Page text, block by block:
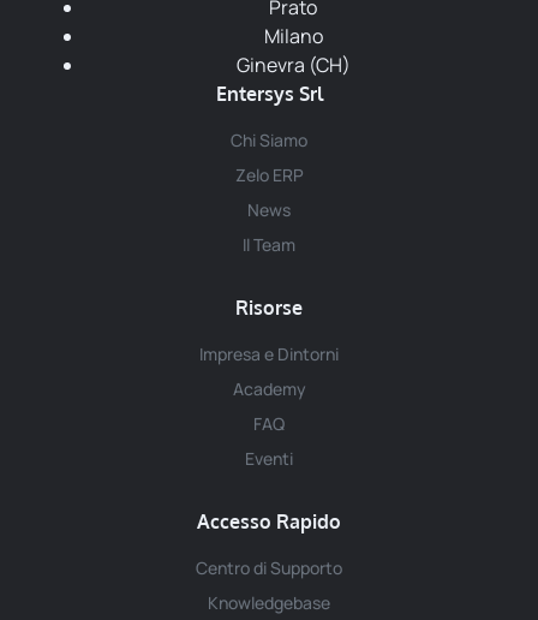
Prato
Milano
Ginevra (CH)
Entersys Srl
Chi Siamo
Zelo ERP
News
Il Team
Risorse
Impresa e Dintorni
Academy
FAQ
Eventi
Accesso Rapido
Centro di Supporto
Knowledgebase